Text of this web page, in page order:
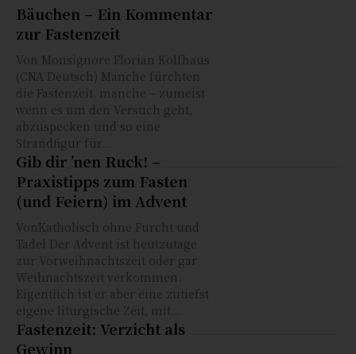
Bäuchen – Ein Kommentar
zur Fastenzeit
Von Monsignore Florian Kolfhaus
(CNA Deutsch) Manche fürchten
die Fastenzeit, manche – zumeist
wenn es um den Versuch geht,
abzuspecken und so eine
Strandfigur für...
Gib dir ’nen Ruck! –
Praxistipps zum Fasten
(und Feiern) im Advent
VonKatholisch ohne Furcht und
Tadel Der Advent ist heutzutage
zur Vorweihnachtszeit oder gar
Weihnachtszeit verkommen.
Eigentlich ist er aber eine zutiefst
eigene liturgische Zeit, mit...
Fastenzeit: Verzicht als
Gewinn